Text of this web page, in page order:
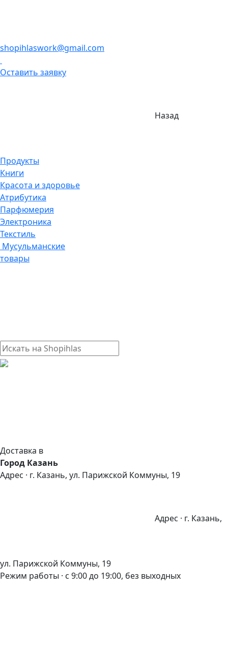
shopihlaswork@gmail.com
Оставить заявку
Назад
Продукты
Книги
Красота и здоровье
Атрибутика
Парфюмерия
Электроника
Текстиль
Мусульманские
товары
Доставка в
Город Казань
Адрес · г. Казань, ул. Парижской Коммуны, 19
Адрес · г. Казань,
ул. Парижской Коммуны, 19
Режим работы · с 9:00 до 19:00, без выходных